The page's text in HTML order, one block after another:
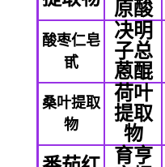
原酸
酸枣仁皂
甙
决明
子总
蒽醌
桑叶提取
物
荷叶
提取
物
育亨